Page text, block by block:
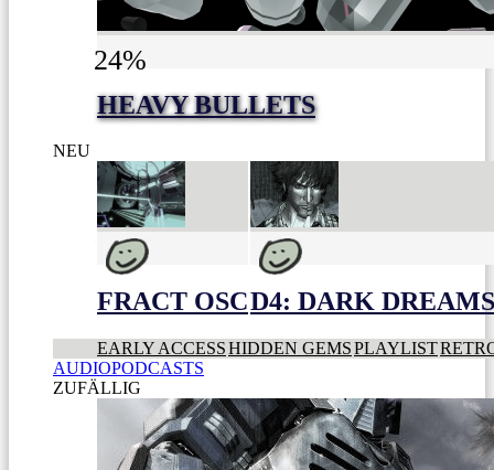
24%
HEAVY BULLETS
NEU
FRACT OSCD4: DARK
EARLY ACCESSHIDDEN GEMSPLAYLIST
AUDIOPODCASTS
ZUFÄLLIG